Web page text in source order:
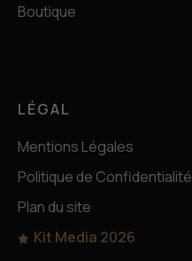
Boutique
LÉGAL
Mentions Légales
Politique de Confidentialité
Plan du site
Kit Media 2026